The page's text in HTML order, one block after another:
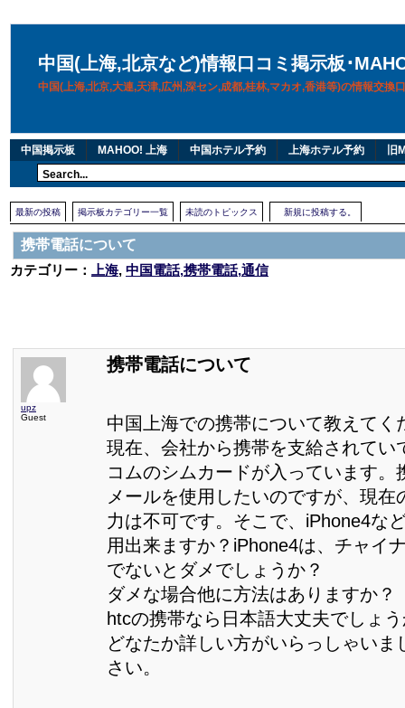
中国(上海,北京など)情報口コミ掲示板･
中国(上海,北京,大連,天津,広州,深セン,成都,桂林,マカオ,香港等)の情報交換
中国掲示板 MAHOO! 上海 中国ホテル予約 上海ホテル予約 旧
最新の投稿 掲示板カテゴリー一覧 未読のトピックス 新規に投稿する。
携帯電話について
カテゴリー：
上海, 中国電話,携帯電話,通信
upz
Guest
携帯電話について
中国上海での携帯について教えてく
現在、会社から携帯を支給されてい
コムのシムカードが入っています。
メールを使用したいのですが、現在
力は不可です。そこで、iPhone4な
用出来ますか？iPhone4は、チャイ
でないとダメでしょうか？
ダメな場合他に方法はありますか？
htcの携帯なら日本語大丈夫でしょ
どなたか詳しい方がいらっしゃいま
さい。